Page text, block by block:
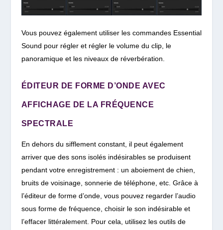
Vous pouvez également utiliser les commandes Essential
Sound pour régler et régler le volume du clip, le
panoramique et les niveaux de réverbération.
ÉDITEUR DE FORME D’ONDE AVEC
AFFICHAGE DE LA FRÉQUENCE
SPECTRALE
En dehors du sifflement constant, il peut également
arriver que des sons isolés indésirables se produisent
pendant votre enregistrement : un aboiement de chien,
bruits de voisinage, sonnerie de téléphone, etc. Grâce à
l’éditeur de forme d’onde, vous pouvez regarder l’audio
sous forme de fréquence, choisir le son indésirable et
l’effacer littéralement. Pour cela, utilisez les outils de